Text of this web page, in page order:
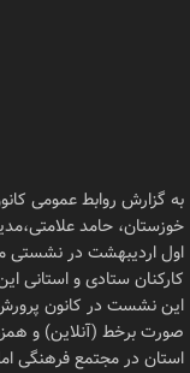
به گزارش روابط عمومی
خوزستان، حامد
اول اردیبهشت در نشستی
کارکنان ستادی و استانی
این نشست در کانون
صورت برخط (آنلاین) و
استان در مجتمع فرهنگی